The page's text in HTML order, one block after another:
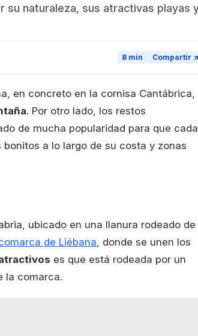
su naturaleza, sus atractivas playas
8 min Compartir ↗
en concreto en la cornisa Cantábrica,
. Por otro lado, los restos
de mucha popularidad para que cada
a lo largo de su costa y zonas
ubicado en una llanura rodeado de
de Liébana, donde se unen los
es que está rodeada por un
la comarca.